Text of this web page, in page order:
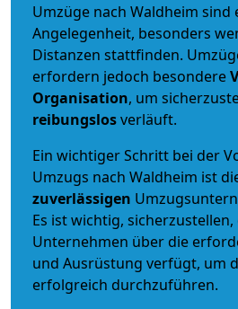
Umzüge nach Waldheim sind
Angelegenheit, besonders
Distanzen stattfinden.
erfordern jedoch besondere
Organisation, um
reibungslosverläuft.
Ein wichtiger Schritt bei der
Umzugs nach Waldheim ist
zuverlässigen
Es ist wichtig, sicherzustellen,
Unternehmen über die
und Ausrüstung verfügt, um
erfolgreich durchzuführen.